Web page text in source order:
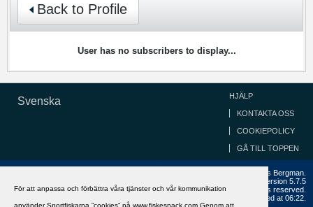
För att anpassa och förbättra våra tjänster och vår kommunikation
använder Sportfiskarna ”cookies” på www.fiskesnack.com.Genom att
Back to Profile
User has no subscribers to display...
Svenska HJÄLP
KONTAKTA OSS
COOKIEPOLICY
GÅ TILL TOPPEN
Copyright ©2002 - 2021, FiskeSnack.com. Grundad 2002 av Anders Bergman.
Version 5.7.5
Copyright © 2026 MH Sub I, LLC dba vBulletin. All rights reserved.
All times are GMT+1. This page was generated at 06:22.